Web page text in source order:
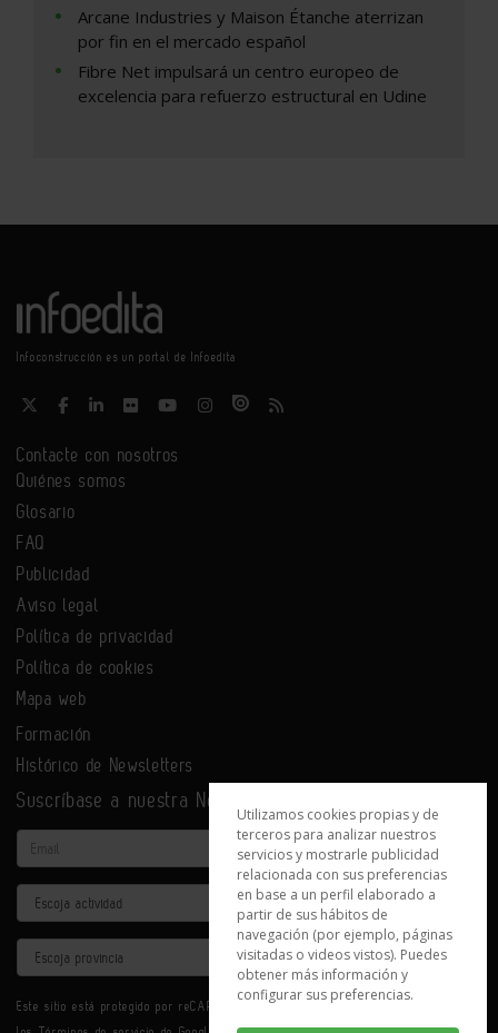
Arcane Industries y Maison Étanche aterrizan
por fin en el mercado español
Fibre Net impulsará un centro europeo de
excelencia para refuerzo estructural en Udine
Infoconstrucción es un portal de Infoedita
Contacte con nosotros
Quiénes somos
Glosario
FAQ
Publicidad
Aviso legal
Política de privacidad
Política de cookies
Mapa web
Formación
Histórico de Newsletters
Suscríbase a nuestra Newsletter
Email
Actividad
Provincia
Este sitio está protegido por reCAPTCHA y se aplican la
Utilizamos cookies propias y de
terceros para analizar nuestros
servicios y mostrarle publicidad
relacionada con sus preferencias
en base a un perfil elaborado a
partir de sus hábitos de
navegación (por ejemplo, páginas
visitadas o videos vistos). Puedes
obtener más información y
configurar sus preferencias.